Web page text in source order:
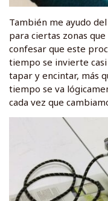
También me ayudo
para ciertas zonas
confesar que este
tiempo se invierte
tapar y encintar, más
tiempo se va
cada vez que